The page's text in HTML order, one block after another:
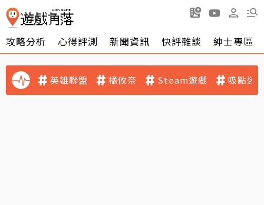
攻略分析 心得評測 新聞資訊 快評雜談 紳士專區
英雄聯盟 橘攸奈 Steam遊戲 吸點迷